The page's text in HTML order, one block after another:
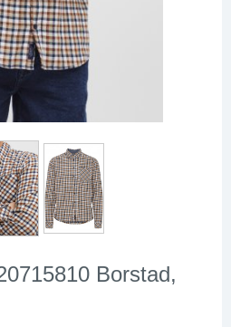
Borstad,